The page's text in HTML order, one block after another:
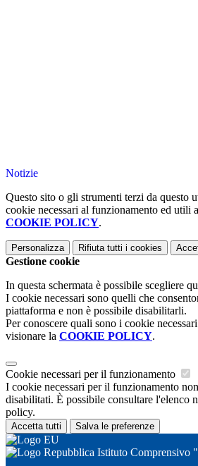
Notizie
Questo sito o gli strumenti terzi da questo
cookie necessari al funzionamento ed utili
COOKIE POLICY.
Personalizza Rifiuta tutti i cookies
Gestione cookie
In questa schermata è possibile scegliere
I cookie necessari sono quelli che
piattaforma e non è possibile disabilitarli.
Per conoscere quali sono i cookie
visionare la COOKIE POLICY.
Cookie necessari per il funzionamento
I cookie necessari per il funzionamento
disabilitati. È possibile consultare l'elenco
policy.
Accetta tutti Salva le preferenze
Istituto Comprensivo